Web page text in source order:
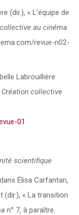
(dir.), « L’équipe de
au cinéma
revue-n02-
Labrouillière
Création collective
01
scientifique
Élisa Carfantan,
(dir.), « La transition
n° 7, à paraître.